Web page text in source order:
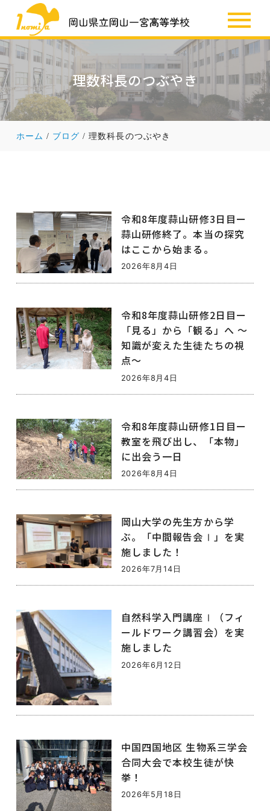
SSH
お知らせ
理数科長のつぶやき
ホーム ブログ 理数科長のつぶやき
令和8年度蒜山研修3日目ー
蒜山研修終了。本当の探究
はここから始まる。
2026年8月4日
令和8年度蒜山研修2日目ー
「見る」から「観る」へ ～
知識が変えた生徒たちの視
点～
2026年8月4日
令和8年度蒜山研修1日目ー
教室を飛び出し、「本物」
に出会う一日
2026年8月4日
岡山大学の先生方から学
ぶ。「中間報告会Ⅰ」を実
施しました！
2026年7月14日
自然科学入門講座Ⅰ（フィ
ールドワーク講習会）を実
施しました
2026年6月12日
中国四国地区 生物系三学会
合同大会で本校生徒が快
挙！
2026年5月18日